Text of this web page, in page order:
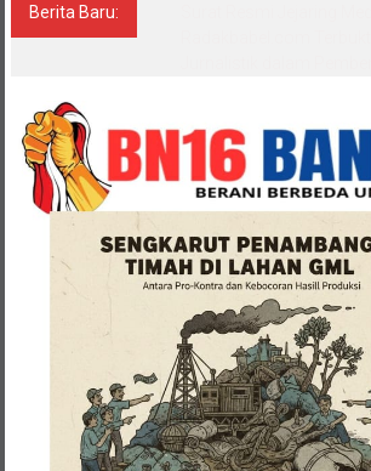
Berita Baru: